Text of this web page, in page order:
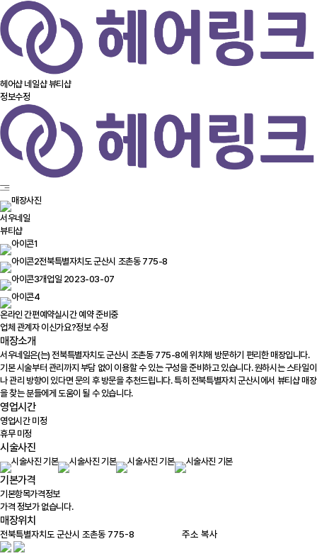
헤어샵 네일샵뷰티샵
정보수정
서우네일
뷰티샵
전북특별자치도 군산시 조촌동 775-8
개업일 2023-03-07
온라인 간편예약실시간 예약 준비중
업체 관계자 이신가요?정보 수정
매장소개
서우네일은(는) 전북특별자치도 군산시 조촌동 775-8에 위치해 방문하기 편리한 매장입니다.
기본 시술부터 관리까지 부담 없이 이용할 수 있는 구성을 준비하고 있습니다. 원하시는 스타일이
나 관리 방향이 있다면 문의 후 방문을 추천드립니다. 특히 전북특별자치 군산시에서 뷰티샵 매장
을 찾는 분들에게 도움이 될 수 있습니다.
영업시간
영업시간 미정
휴무 미정
시술사진
기본가격
기본항목가격정보
가격 정보가 없습니다.
매장위치
주소 복사